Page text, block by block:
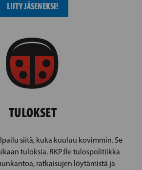
LIITY JÄSENEKSI!
TULOKSET
siitä, kuka kuuluu kovimmin. Se
tuloksia. RKP:lle tulospolitiikka
ratkaisujen löytämistä ja